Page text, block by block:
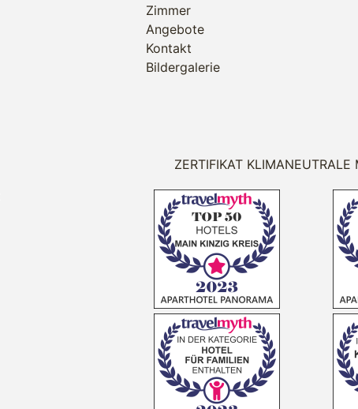
Zimmer
Angebote
Kontakt
Bildergalerie
ZERTIFIKAT KLIMANEUTRALE